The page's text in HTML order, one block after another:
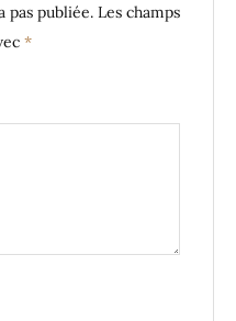
pas publiée. Les champs
*